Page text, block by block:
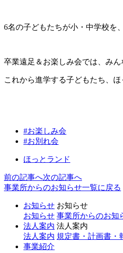
6名の子どもたちが小・中学校を
卒業遠足＆お楽しみ会では、み
これから進学する子どもたち、
#お楽しみ会
#お別れ会
ほっとランド
前の記事へ次の記事へ
事業所からのお知らせ一覧に戻る
お知らせ お知らせ
お知らせ 事業所からのお知
法人案内 法人案内
法人案内 規定書・計画書・
事業紹介